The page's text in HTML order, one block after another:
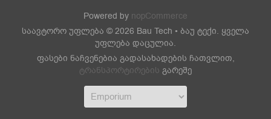
Powered by nopCommerce
საავტორო უფლება © 2026 Bau Tech • ბაუ ტექი. ყველა
უფლება დაცულია.
ფასები ნაჩვენებია გადასახადების ჩათვლით,
ტრანსპორტირების გარეშე